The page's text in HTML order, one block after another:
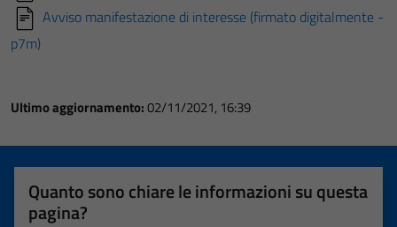
Avviso manifestazione di interesse (firmato digitalmente -
p7m)
Ultimo aggiornamento:02/11/2021, 16:39
Quanto sono chiare le informazioni su questa
pagina?